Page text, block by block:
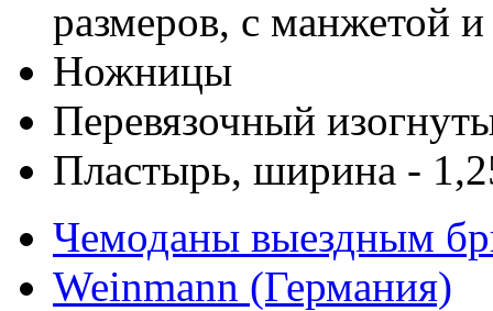
размеров, с манжетой и
Ножницы
Перевязочный
Пластырь, ширина -
Чемоданы выездным
Weinmann (Германия)